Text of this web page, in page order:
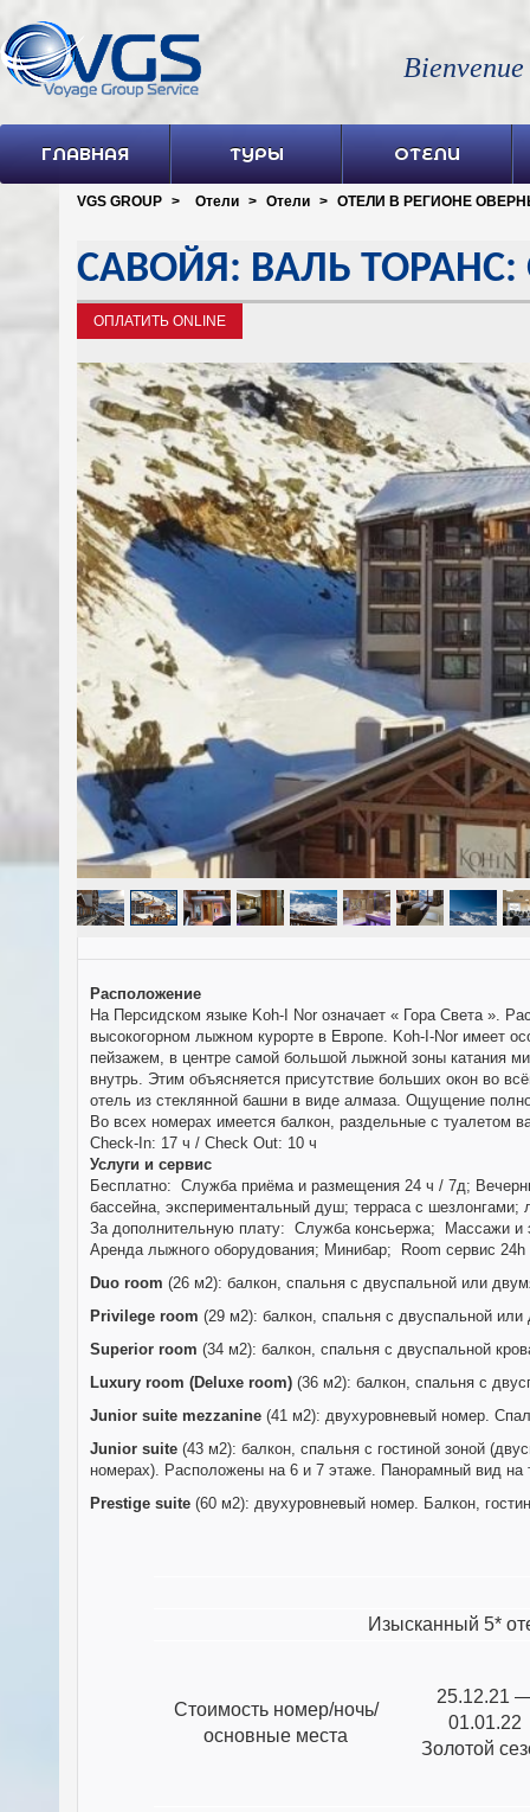
ГЛАВНАЯ ТУРЫ ОТЕЛИ
VGS GROUP > Отели > Отели > ОТЕЛИ В РЕГИОНЕ
САВОЙЯ: ВАЛЬ ТОРАНС:
ОПЛАТИТЬ ONLINE
Расположение
На Персидском языке Koh-I Nоr означаeт « Гора Света ».
высокогорном лыжном курорте в Европе. Koh-I-Nоr имеет
пейзажем, в центре самой большой лыжной зоны катания
внутрь. Этим объясняется присутствие больших окон во
отель из стеклянной башни в виде алмаза. Ощущение
Во всех номерах имеется балкон, раздельные с
Check-In: 17 ч / Check Out: 10 ч
Услуги и сервис
Бесплатно: Служба приёма и размещения 24 ч / 7д;
бассейна, экспериментальный душ; терраса с
За дополнительную плату: Служба консьержа; Массажи и
Аренда лыжного оборудования; Минибар; Room сервис
Duo room (26 м2): балкон, спальня с двуспальной или
Privilege room (29 м2): балкон, спальня с двуспальной
Superior room (34 м2): балкон, спальня с двуспальной
Luxury room (Deluxe room) (36 м2): балкон, спальня с
Junior suite mezzanine (41 м2): двухуровневый номер.
Junior suite (43 м2): балкон, спальня с гостиной зоной
номерах). Расположены на 6 и 7 этаже. Панорамный вид на
Prestige suite (60 м2): двухуровневый номер. Балкон,
Изысканный 5*
Стоимость номер/ночь/
основные места
25.12.21
01.01.22
Золотой